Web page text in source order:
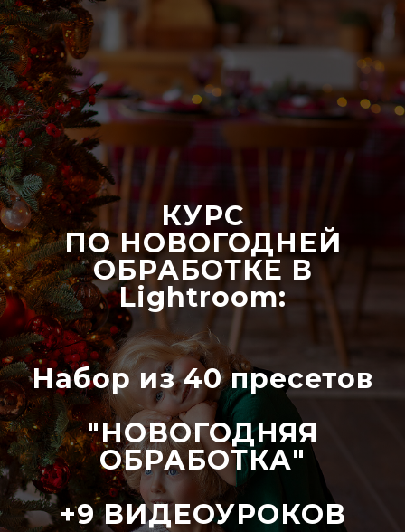
КУРС
ПО НОВОГОДНЕЙ
ОБРАБОТКЕ В
Lightroom:
Набор из 40 пресетов
"НОВОГОДНЯЯ
ОБРАБОТКА"
+9 ВИДЕОУРОКОВ